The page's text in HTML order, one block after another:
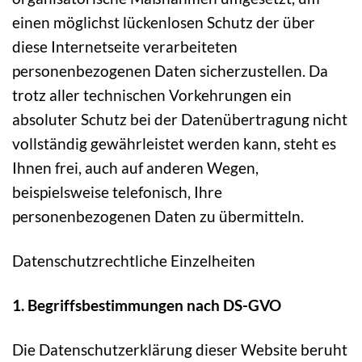
einen möglichst lückenlosen Schutz der über
diese Internetseite verarbeiteten
personenbezogenen Daten sicherzustellen. Da
trotz aller technischen Vorkehrungen ein
absoluter Schutz bei der Datenübertragung nicht
vollständig gewährleistet werden kann, steht es
Ihnen frei, auch auf anderen Wegen,
beispielsweise telefonisch, Ihre
personenbezogenen Daten zu übermitteln.
Datenschutzrechtliche Einzelheiten
1. Begriffsbestimmungen nach DS-GVO
Die Datenschutzerklärung dieser Website beruht